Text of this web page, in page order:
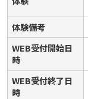
体験備考
WEB受付開始日
時
WEB受付終了日
時